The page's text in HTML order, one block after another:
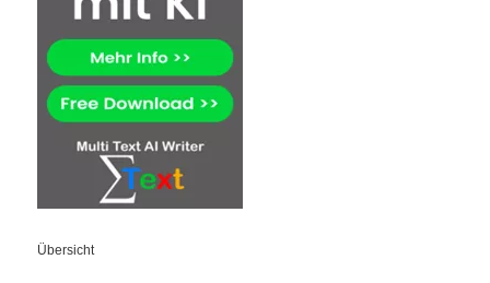
Übersicht